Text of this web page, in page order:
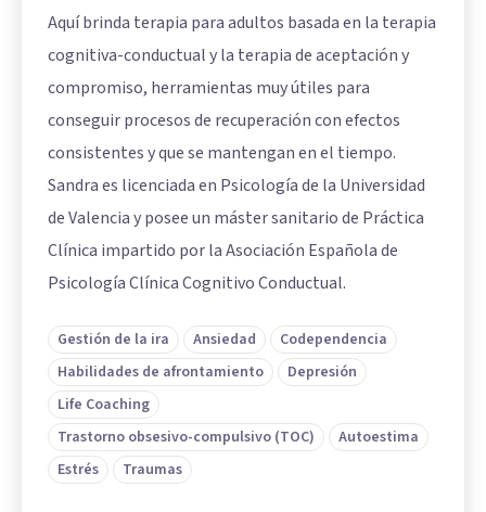
Aquí brinda terapia para adultos basada en la terapia
cognitiva-conductual y la terapia de aceptación y
compromiso, herramientas muy útiles para
conseguir procesos de recuperación con efectos
consistentes y que se mantengan en el tiempo.
Sandra es licenciada en Psicología de la Universidad
de Valencia y posee un máster sanitario de Práctica
Clínica impartido por la Asociación Española de
Psicología Clínica Cognitivo Conductual.
Gestión de la ira Ansiedad
Codependencia
Habilidades de afrontamiento
Depresión
Life Coaching
Trastorno obsesivo-compulsivo (TOC)
Autoestima
Estrés
Traumas